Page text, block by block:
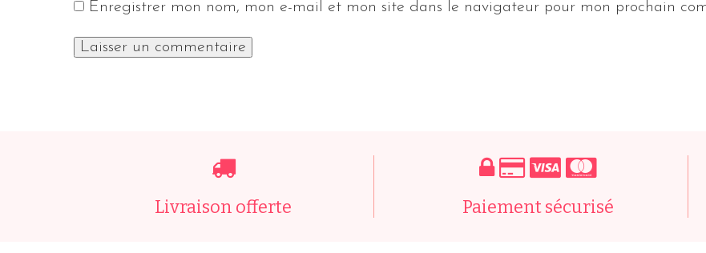
Enregistrer mon nom, mon e-mail et mon site dans le navigateur pour mon prochain
Livraison offerte Paiement sécurisé